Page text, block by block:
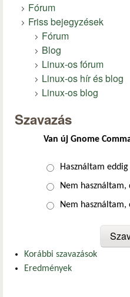
Fórum
Friss bejegyzések
Fórum
Blog
Linux-os fórum
Linux-os hír és blog
Linux-os blog
Szavazás
Van új Gnome
Választások
Használtam
Nem
Nem használtam,
Korábbi szavazások
Eredmények